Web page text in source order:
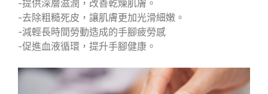
-提供深層滋潤，改善乾燥肌膚。
-去除粗糙死皮，讓肌膚更加光滑細嫩。
-減輕長時間勞動造成的手腳疲勞感
-促進血液循環，提升手腳健康。